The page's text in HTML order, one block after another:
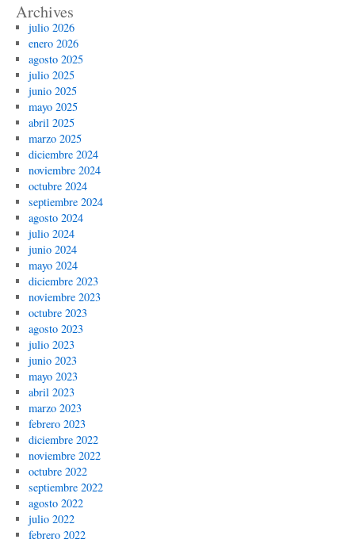
Archives
julio 2026
enero 2026
agosto 2025
julio 2025
junio 2025
mayo 2025
abril 2025
marzo 2025
diciembre 2024
noviembre 2024
octubre 2024
septiembre 2024
agosto 2024
julio 2024
junio 2024
mayo 2024
diciembre 2023
noviembre 2023
octubre 2023
agosto 2023
julio 2023
junio 2023
mayo 2023
abril 2023
marzo 2023
febrero 2023
diciembre 2022
noviembre 2022
octubre 2022
septiembre 2022
agosto 2022
julio 2022
febrero 2022